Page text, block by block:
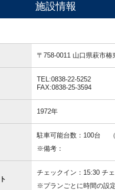
施設情報
〒758-0011 山口県萩市椿
TEL:0838-22-5252
FAX:0838-25-3594
1972年
駐車可能台数：100台 （
※備考：
チェックイン：15:30 チ
※プランごとに時間の設